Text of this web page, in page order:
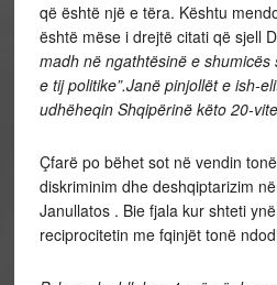
që është një e tëra. Kështu
është mëse i drejtë citati që sjell
madh në ngathtësinë e
e tij politike”.Janë pinjollët e ish-
udhëheqin Shqipërinë këto 20-
Çfarë po bëhet sot në vendin
diskriminim dhe deshqiptarizim
Janullatos . Bie fjala kur shteti
reciprocitetin me fqinjët tonë